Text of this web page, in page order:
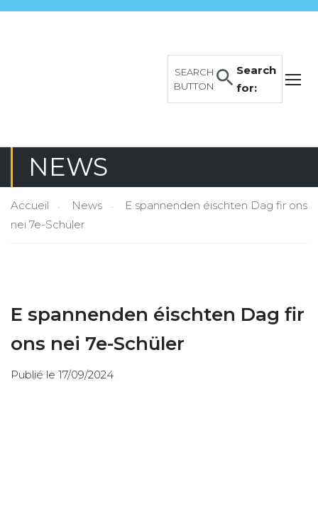
Search
for:
SEARCH
BUTTON
NEWS
Accueil News
E spannenden éischten Dag fir ons
nei 7e-Schüler
E spannenden éischten Dag fir
ons nei 7e-Schüler
Publié le 17/09/2024